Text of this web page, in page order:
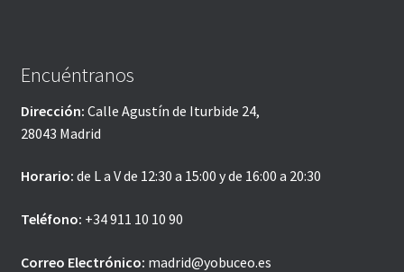
Encuéntranos
Dirección: Calle Agustín de Iturbide 24,
28043 Madrid
Horario: de L a V de 12:30 a 15:00 y de 16:00 a 20:30
Teléfono: +34 911 10 10 90
Correo Electrónico: madrid@yobuceo.es